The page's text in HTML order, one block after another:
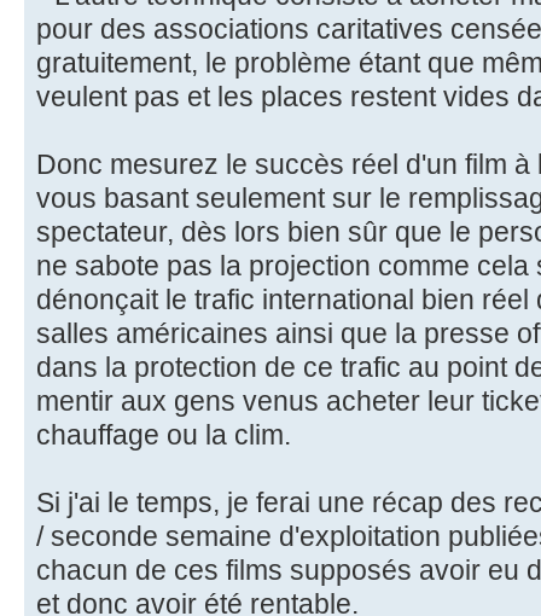
pour des associations caritatives
gratuitement, le problème étant que
veulent pas et les places restent vides
Donc mesurez le succès réel d'un film
vous basant seulement sur le
spectateur, dès lors bien sûr que le
ne sabote pas la projection comme cela
dénonçait le trafic international bien
salles américaines ainsi que la presse
dans la protection de ce trafic au point
mentir aux gens venus acheter leur
chauffage ou la clim.
Si j'ai le temps, je ferai une récap des
/ seconde semaine d'exploitation
chacun de ces films supposés avoir eu
et donc avoir été rentable.